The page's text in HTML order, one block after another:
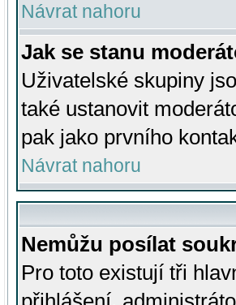
Návrat nahoru
Jak se stanu
Uživatelské skupiny
také ustanovit
pak jako prvního
Návrat nahoru
Nemůžu posílat
Pro toto existují tři